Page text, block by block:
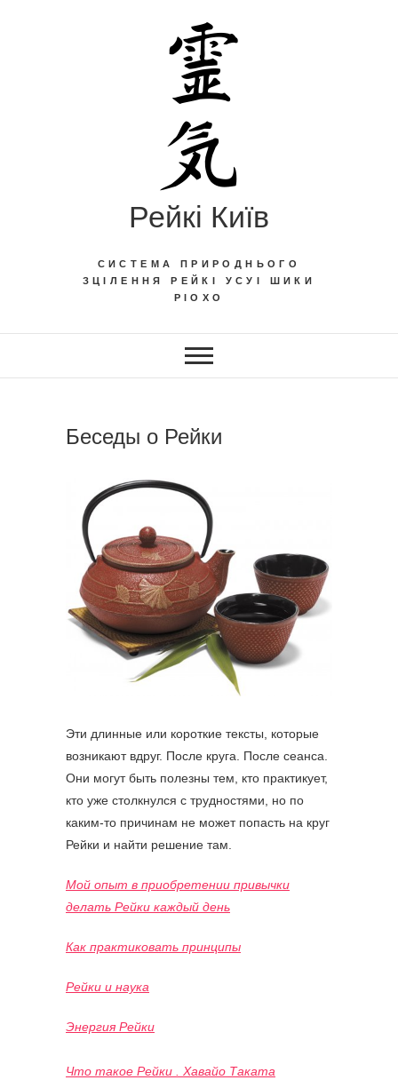
Рейкі Київ
СИСТЕМА ПРИРОДНЬОГО
ЗЦІЛЕННЯ РЕЙКІ УСУІ ШИКИ
РІОХО
Беседы о Рейки
Эти длинные или короткие тексты, которые
возникают вдруг. После круга. После сеанса.
Они могут быть полезны тем, кто практикует,
кто уже столкнулся с трудностями, но по
каким-то причинам не может попасть на круг
Рейки и найти решение там.
Мой опыт в приобретении привычки
делать Рейки каждый день
Как практиковать принципы
Рейки и наука
Энергия Рейки
Что такое Рейки . Хавайо Таката